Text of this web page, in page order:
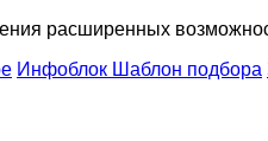
расширенных
Инфоблок Шаблон подбора